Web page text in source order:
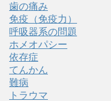
歯の痛み
免疫（免疫力）
呼吸器系の問題
ホメオパシー
依存症
てんかん
難病
トラウマ